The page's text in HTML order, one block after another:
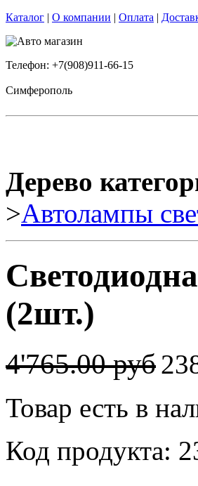
Каталог | О компании | Оплата |
Телефон: +7(908)911-66-15
Симферополь
Дерево
>Автолампы
(2шт.)
4'765.00 руб
Товар есть в
Код продукта: